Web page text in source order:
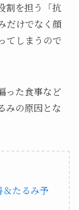
割を担う「抗
だけでなく顔
てしまうので
った食事など
みの原因とな
たるみ予